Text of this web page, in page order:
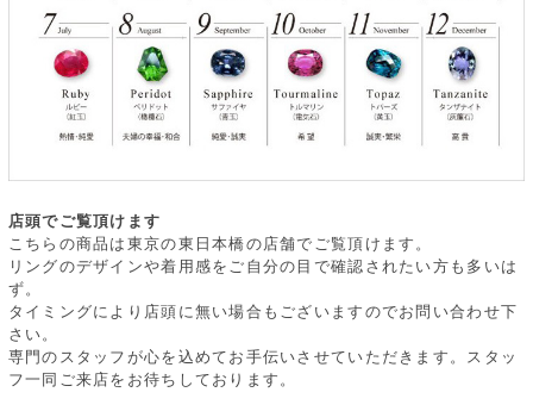
店頭でご覧頂けます
こちらの商品は東京の東日本橋の店舗でご覧頂けます。
リングのデザインや着用感をご自分の目で確認されたい方も多いは
ず。
タイミングにより店頭に無い場合もございますのでお問い合わせ下
さい。
専門のスタッフが心を込めてお手伝いさせていただきます。スタッ
フ一同ご来店をお待ちしております。